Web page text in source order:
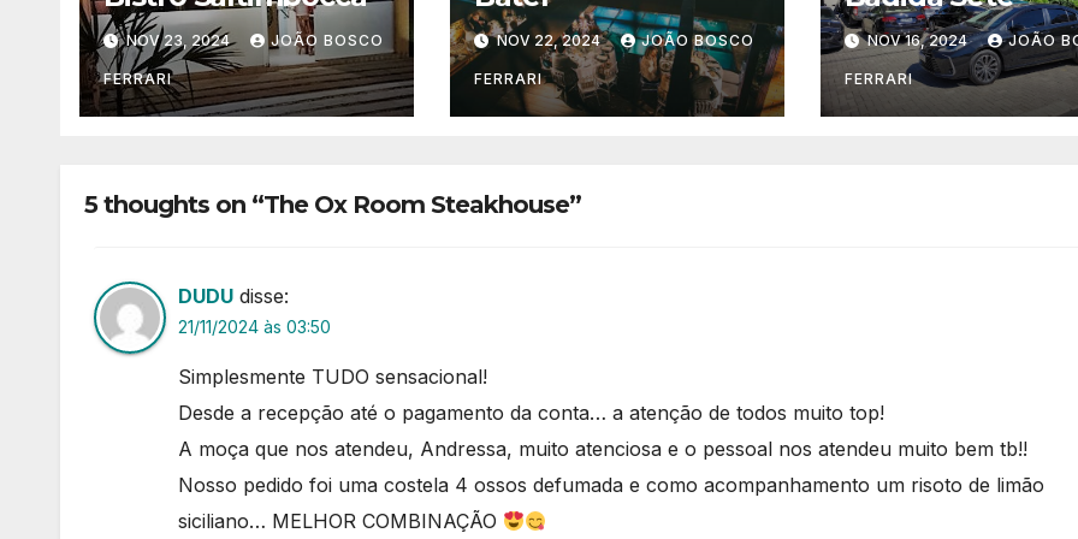
NOV 23, 2024 JOÃO BOSCO
FERRARI
NOV 22, 2024 JOÃO BOSCO
FERRARI
NOV 16, 2024 JOÃO
FERRARI
5 thoughts on “The Ox Room Steakhouse”
DUDU disse:
21/11/2024 às 03:50
Simplesmente TUDO sensacional!
Desde a recepção até o pagamento da conta… a atenção de todos muito top!
A moça que nos atendeu, Andressa, muito atenciosa e o pessoal nos atendeu muito bem tb!!
Nosso pedido foi uma costela 4 ossos defumada e como acompanhamento um risoto de limão
siciliano… MELHOR COMBINAÇÃO